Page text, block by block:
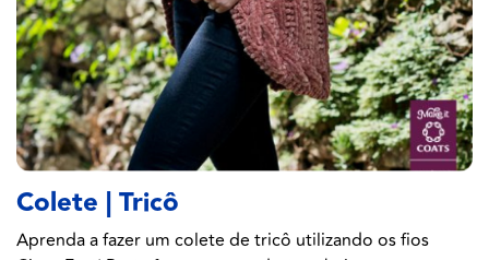
Colete | Tricô
Aprenda a fazer um colete de tricô utilizando os fios